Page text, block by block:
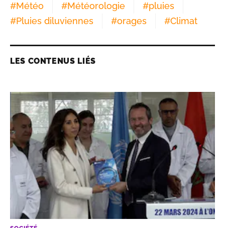
#Météo #Météorologie #pluies
#Pluies diluviennes #orages #Climat
LES CONTENUS LIÉS